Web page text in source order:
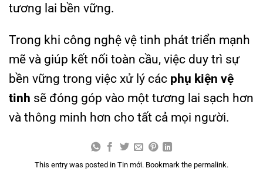
tương lai bền vững.
Trong khi công nghệ vệ tinh phát triển mạnh
mẽ và giúp kết nối toàn cầu, việc duy trì sự
bền vững trong việc xử lý các phụ kiện vệ
tinh sẽ đóng góp vào một tương lai sạch hơn
và thông minh hơn cho tất cả mọi người.
This entry was posted in Tin mới. Bookmark the permalink.